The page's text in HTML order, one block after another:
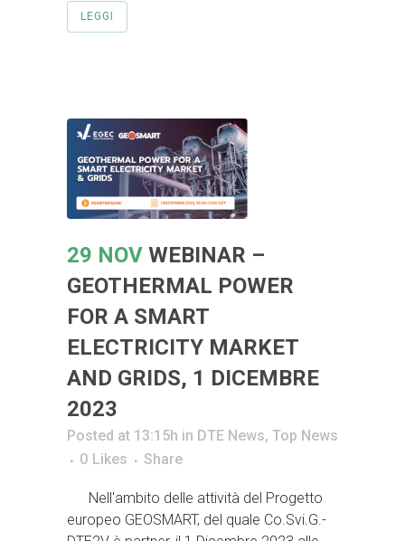
LEGGI
29 NOV WEBINAR –
GEOTHERMAL POWER
FOR A SMART
ELECTRICITY MARKET
AND GRIDS, 1 DICEMBRE
2023
Posted at 13:15h in DTE News, Top News
0 Likes Share
Nell'ambito delle attività del Progetto
europeo GEOSMART, del quale Co.Svi.G.-